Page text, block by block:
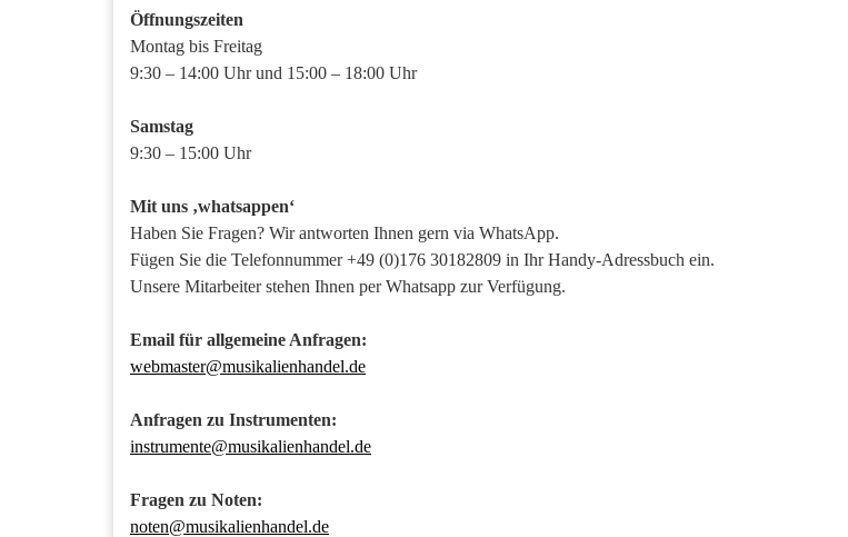
Öffnungszeiten
Montag bis Freitag
9:30 – 14:00 Uhr und 15:00 – 18:00 Uhr
Samstag
9:30 – 15:00 Uhr
Mit uns ‚whatsappen‘
Haben Sie Fragen? Wir antworten Ihnen gern via WhatsApp.
Fügen Sie die Telefonnummer +49 (0)176 30182809 in Ihr Handy-Adressbuch ein.
Unsere Mitarbeiter stehen Ihnen per Whatsapp zur Verfügung.
Email für allgemeine Anfragen:
webmaster@musikalienhandel.de
Anfragen zu Instrumenten:
instrumente@musikalienhandel.de
Fragen zu Noten:
noten@musikalienhandel.de